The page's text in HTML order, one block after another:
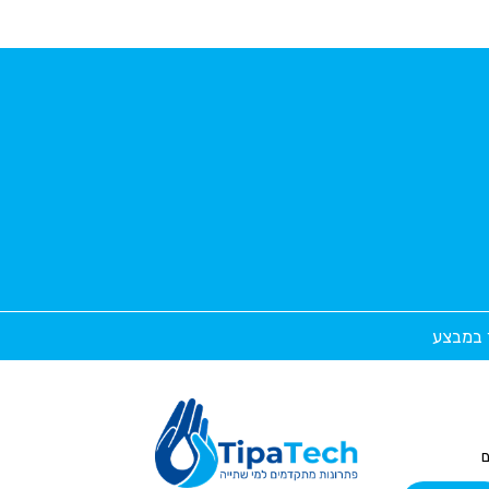
במבצע